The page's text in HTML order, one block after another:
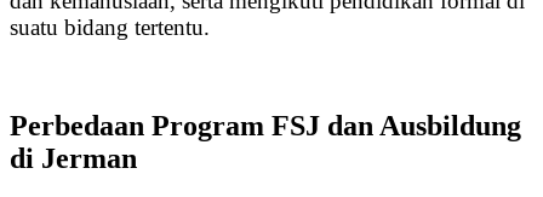
suatu bidang tertentu.
Perbedaan Program FSJ dan Ausbildung
di Jerman